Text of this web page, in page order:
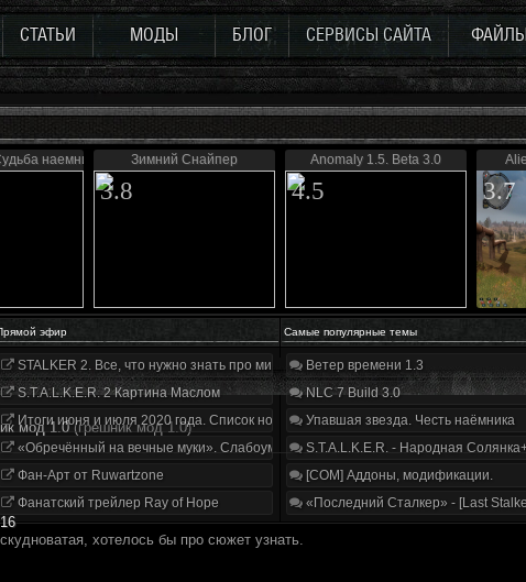
СТАТЬИ МОДЫ БЛОГ СЕРВИСЫ САЙТА
наемника Зимний Снайпер
3.8
Anomaly 1.5. Beta 3.0
4.5 3.7
эфир Самые популярные темы
STALKER 2. Все, что нужно знать про мир, геймплей и сюжет | Разбор трейлера
S.T.A.L.K.E.R. 2 Картина Маслом
Итоги июня и июля 2020 года. Список нововведений
«Обречённый на вечные муки». Слабоумие и отвага
Фан-Арт от Ruwartzone
Фанатский трейлер Ray of Hope
Ветер времени 1.3
NLC 7 Build 3.0
Упавшая звезда. Честь наёмника
S.T.A.L.K.E.R. - Народная
[COM] Аддоны, модификации.
«Последний Сталкер» - [Last
мод 1.0 (грешник мод 1.0)
16
хотелось бы про сюжет узнать.